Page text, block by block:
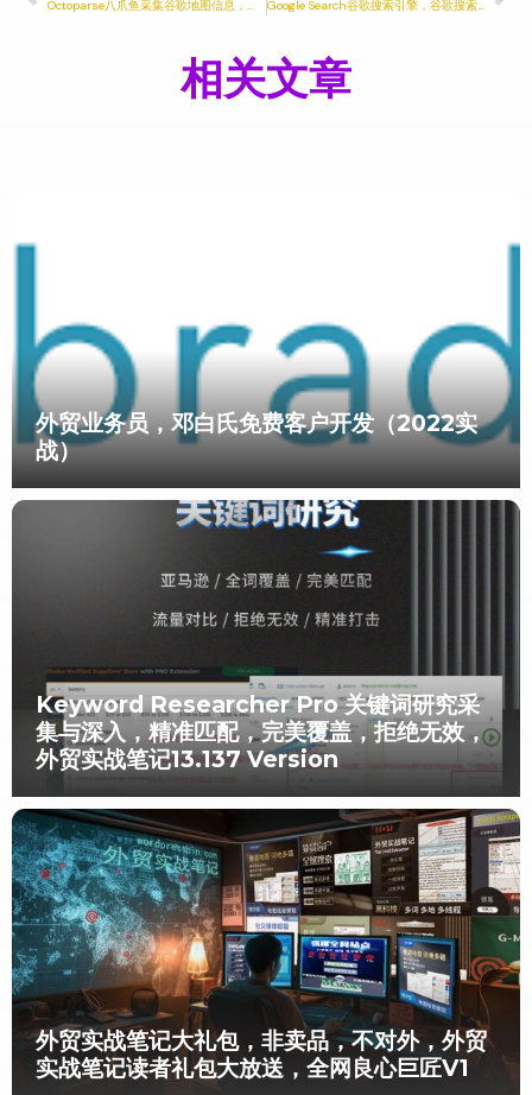
Octoparse八爪鱼采集谷歌地图信息，外贸客户批量爬取2022 Google Search谷歌搜索引擎，谷歌搜索指令自定义，外贸客户开发2022
相关文章
外贸业务员，邓白氏免费客户开发（2022实
战）
Keyword Researcher Pro 关键词研究采
集与深入，精准匹配，完美覆盖，拒绝无效，
外贸实战笔记13.137 Version
外贸实战笔记大礼包，非卖品，不对外，外贸
实战笔记读者礼包大放送，全网良心巨匠V1